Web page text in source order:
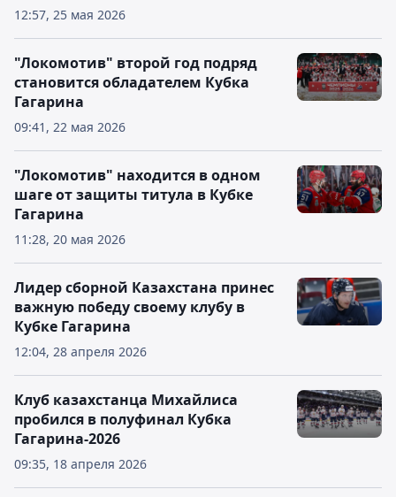
12:57, 25 мая 2026
09:41, 22 мая 2026
"Локомотив" второй год подряд
становится обладателем Кубка
Гагарина
11:28, 20 мая 2026
"Локомотив" находится в одном
шаге от защиты титула в Кубке
Гагарина
12:04, 28 апреля 2026
Лидер сборной Казахстана принес
важную победу своему клубу в
Кубке Гагарина
09:35, 18 апреля 2026
Клуб казахстанца Михайлиса
пробился в полуфинал Кубка
Гагарина-2026